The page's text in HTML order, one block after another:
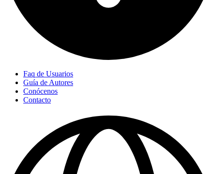
Faq de Usuarios
Guía de Autores
Conócenos
Contacto